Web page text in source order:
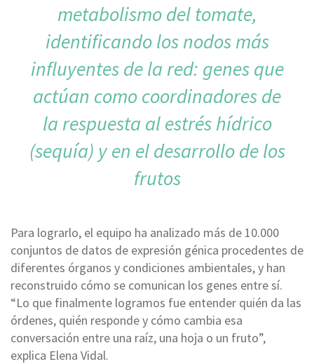
metabolismo del tomate,
identificando los nodos más
influyentes de la red: genes que
actúan como coordinadores de
la respuesta al estrés hídrico
(sequía) y en el desarrollo de los
frutos
Para lograrlo, el equipo ha analizado más de 10.000
conjuntos de datos de expresión génica procedentes de
diferentes órganos y condiciones ambientales, y han
reconstruido cómo se comunican los genes entre sí.
“Lo que finalmente logramos fue entender quién da las
órdenes, quién responde y cómo cambia esa
conversación entre una raíz, una hoja o un fruto”,
explica Elena Vidal.